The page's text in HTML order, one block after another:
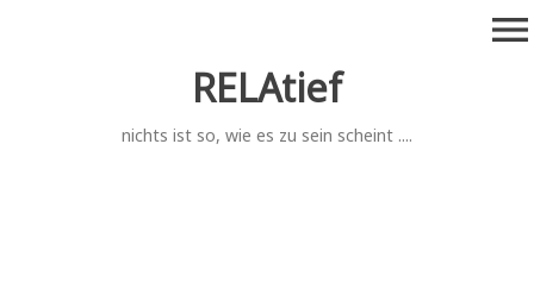
RELAtief
nichts ist so, wie es zu sein scheint ....
menu